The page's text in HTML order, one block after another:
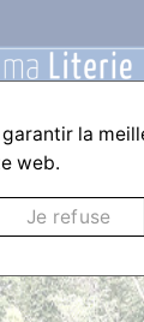
la
web.
Je refuse